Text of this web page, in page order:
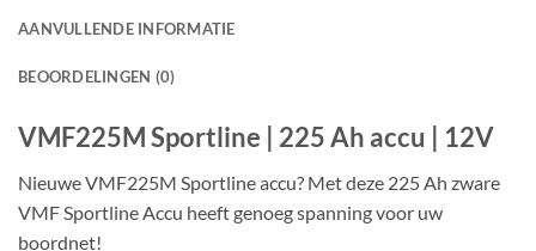
AANVULLENDE INFORMATIE
BEOORDELINGEN (0)
VMF225M Sportline | 225 Ah accu | 12V
Nieuwe VMF225M Sportline accu? Met deze 225 Ah zware
VMF Sportline Accu heeft genoeg spanning voor uw
boordnet!